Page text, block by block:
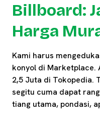
Billboard:
Harga
Kami harus
konyol di Marketplace.
2,5 Juta di Tokopedia.
segitu cuma dapat
tiang utama, pondasi,